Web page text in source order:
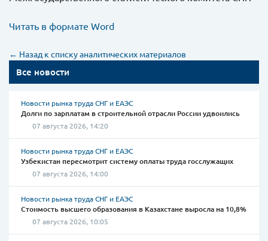
Все новости
Новости рынка труда СНГ и ЕАЭС
Долги по зарплатам в строительной отрасли России удвоились
07 августа 2026, 14:20
Новости рынка труда СНГ и ЕАЭС
Узбекистан пересмотрит систему оплаты труда госслужащих
07 августа 2026, 14:00
Новости рынка труда СНГ и ЕАЭС
Стоимость высшего образования в Казахстане выросла на 10,8%
07 августа 2026, 10:05
Читать в формате Word
← Назад к списку аналитических материалов